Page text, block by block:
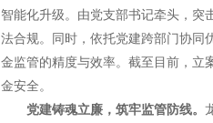
智能化升级。 由党支部书记牵头， 突
法合规。同时，依托党建跨部门协同
金监管的精度与效率。 截至目前，立
金安全。
党建铸魂立廉，筑牢监管防线。